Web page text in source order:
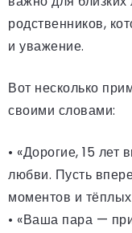
родственников,
и уважение.
Вот несколько
своими словами:
• «Дорогие, 15 лет
любви. Пусть
моментов и
• «Ваша пара —